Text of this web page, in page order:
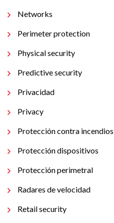
Networks
Perimeter protection
Physical security
Predictive security
Privacidad
Privacy
Protección contra incendios
Protección dispositivos
Protección perimetral
Radares de velocidad
Retail security